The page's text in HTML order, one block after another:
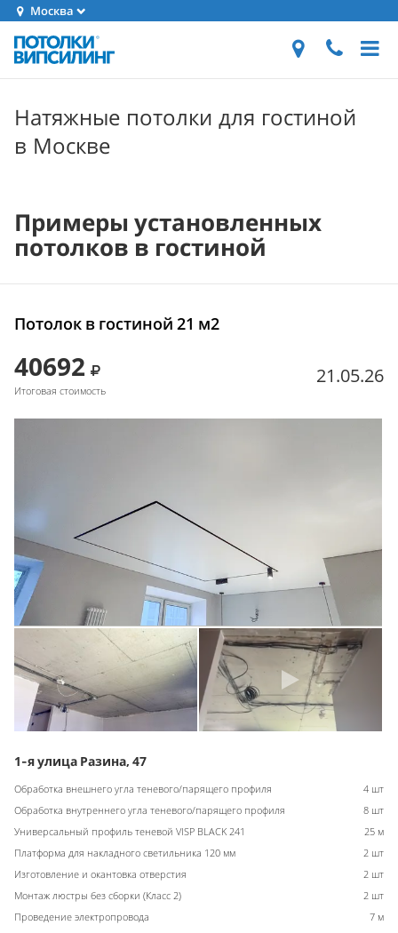
Москва
Натяжные потолки для гостиной
в Москве
Примеры установленных
потолков в гостиной
Потолок в гостиной 21 м2
40692
Итоговая стоимость
21.05.26
1-я улица Разина, 47
Обработка внешнего угла теневого/парящего профиля
4 шт
Обработка внутреннего угла теневого/парящего профиля
8 шт
Универсальный профиль теневой VISP BLACK 241
25 м
Платформа для накладного светильника 120 мм
2 шт
Изготовление и окантовка отверстия
2 шт
Монтаж люстры без сборки (Класс 2)
2 шт
Проведение электропровода
7 м